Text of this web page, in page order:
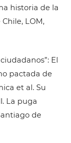
historia de la
LOM,
El
pactada de
et al. Su
La puga
de